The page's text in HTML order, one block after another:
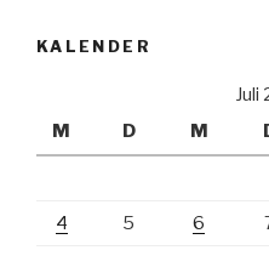
KALENDER
Juli
M
D M
4 5 6